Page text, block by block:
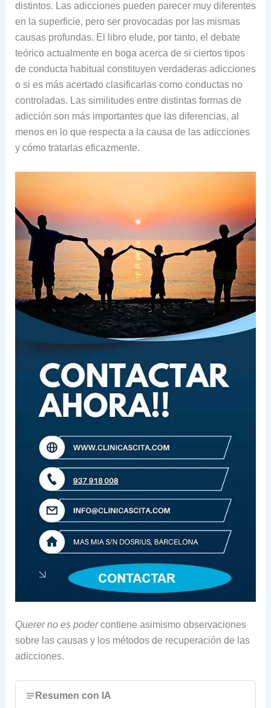
distintos. Las adicciones pueden parecer muy diferentes
en la superficie, pero ser provocadas por las mismas
causas profundas. El libro elude, por tanto, el debate
teórico actualmente en boga acerca de si ciertos tipos
de conducta habitual constituyen verdaderas adicciones
o si es más acertado clasificarlas como conductas no
controladas. Las similitudes entre distintas formas de
adicción son más importantes que las diferencias, al
menos en lo que respecta a la causa de las adicciones
y cómo tratarlas eficazmente.
Querer no es podercontiene asimismo observaciones
sobre las causas y los métodos de recuperación de las
adicciones.
Resumen con IA